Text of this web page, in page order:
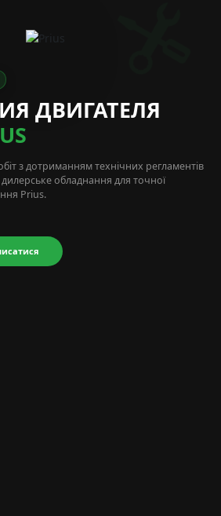
ДВИГАТЕЛЯ
з дотриманням технічних регламентів
обладнання для точної
Prius.